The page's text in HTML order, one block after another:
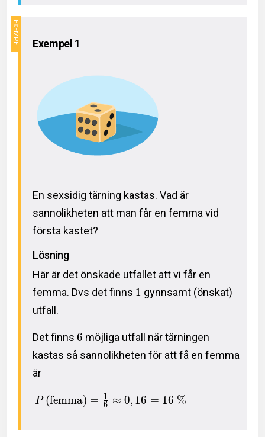
Exempel 1
En sexsidig tärning kastas. Vad är
sannolikheten att man får en femma vid
första kastet?
Lösning
Här är det önskade utfallet att vi får en
femma. Dvs det finns 1 gynnsamt (önskat)
utfall.
Det finns 6 möjliga utfall när tärningen
kastas så sannolikheten för att få en femma
är
P (femma) = 6
1 ≈ 0, 16 = 16 %